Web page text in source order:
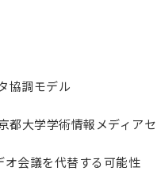
協調モデル
大学学術情報メディアセ
会議を代替する可能性